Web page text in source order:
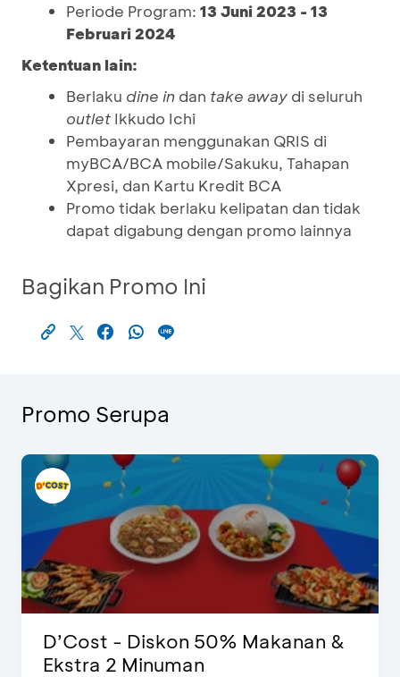
Periode Program: 13 Juni 2023 - 13
Februari 2024
Ketentuan lain:
Berlaku dine in dan take away di seluruh
outlet Ikkudo Ichi
Pembayaran menggunakan QRIS di
myBCA/BCA mobile/Sakuku, Tahapan
Xpresi, dan Kartu Kredit BCA
Promo tidak berlaku kelipatan dan tidak
dapat digabung dengan promo lainnya
Bagikan Promo Ini
Promo Serupa
D’Cost - Diskon 50% Makanan &
Ekstra 2 Minuman